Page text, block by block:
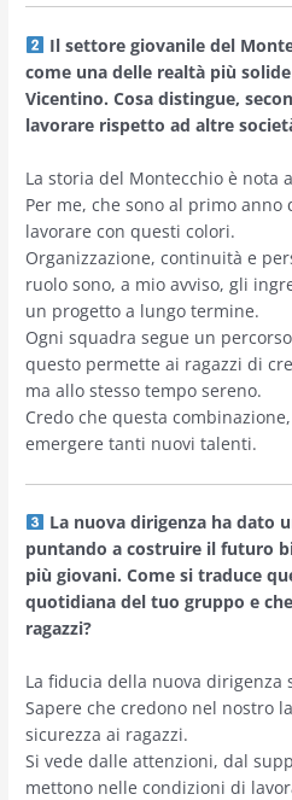
Il settore giovanile del
come una delle realtà più
Vicentino. Cosa distingue,
lavorare rispetto ad altre
La storia del Montecchio è nota
Per me, che sono al primo
lavorare con questi colori.
Organizzazione, continuità e
ruolo sono, a mio avviso, gli
un progetto a lungo termine.
Ogni squadra segue un
questo permette ai ragazzi di
ma allo stesso tempo sereno.
Credo che questa
emergere tanti nuovi talenti.
La nuova dirigenza ha dato
puntando a costruire il futuro
più giovani. Come si traduce
quotidiana del tuo gruppo e
ragazzi?
La fiducia della nuova dirigenza
Sapere che credono nel nostro
sicurezza ai ragazzi.
Si vede dalle attenzioni, dal
mettono nelle condizioni di